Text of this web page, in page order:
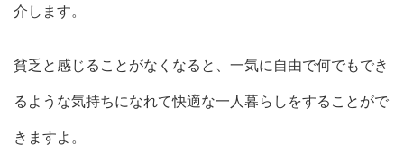
介します。
貧乏と感じることがなくなると、一気に自由で何でもでき
るような気持ちになれて快適な一人暮らしをすることがで
きますよ。